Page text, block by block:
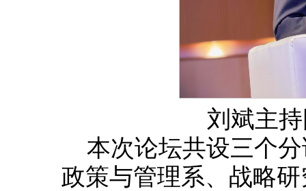
刘斌主
本次论坛共设三个
政策与管理系、战略